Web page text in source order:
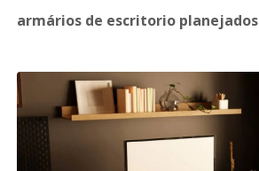
armários de escritorio planejados